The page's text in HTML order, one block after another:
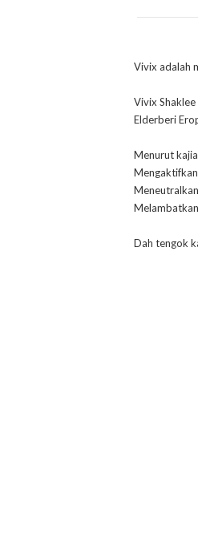
Vivix adalah
Vivix
Elderberi
Menurut
Dah tengok